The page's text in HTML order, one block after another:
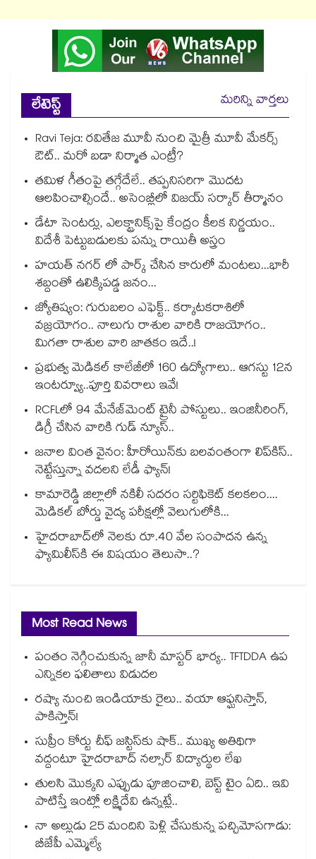
లేటెస్ట్
మరిన్ని వార్తలు
Ravi Teja: రవితేజ మూవీ నుంచి మైత్రీ మూవీ మేకర్స్
ఔట్.. మరో బడా నిర్మాత ఎంట్రీ?
తమిళ గీతంపై తగ్గేదేలే.. తప్పనిసరిగా మొదట
ఆలపించాల్సిందే.. అసెంబ్లీలో విజయ్ సర్కార్ తీర్మానం
డేటా సెంటర్లు, ఎలక్ట్రానిక్స్‌పై కేంద్రం కీలక నిర్ణయం..
విదేశీ పెట్టుబడులకు పన్ను రాయితీ అస్త్రం
హయత్ నగర్ లో పార్క్ చేసిన కారులో మంటలు...భారీ
శబ్దంతో ఉలిక్కిపడ్డ జనం...
జ్యోతిష్యం: గురుబలం ఎఫెక్ట్.. కర్కాటకరాశిలో
వజ్రయోగం.. నాలుగు రాశుల వారికి రాజయోగం..
మిగతా రాశుల వారి జాతకం ఇదే..!
ప్రభుత్వ మెడికల్ కాలేజీలో 160 ఉద్యోగాలు.. ఆగస్టు 12న
ఇంటర్వ్యూ..పూర్తి వివరాలు ఇవే!
RCFLలో 94 మేనేజ్‌మెంట్ ట్రైనీ పోస్టులు.. ఇంజినీరింగ్,
డిగ్రీ చేసిన వారికి గుడ్ న్యూస్..
జనాల వింత వైనం: హీరోయిన్‌కు బలవంతంగా లిప్‌కిస్‌..
నెట్టేస్తున్నా వదలని లేడీ ఫ్యాన్!
కామారెడ్డి జిల్లాలో నకిలీ సదరం సర్టిఫికెట్ కలకలం....
మెడికల్ బోర్డు వైద్య పరీక్షల్లో వెలుగులోకి...
హైదరాబాద్⁪లో నెలకు రూ.40 వేల సంపాదన ఉన్న
ఫ్యామిలీస్⁪కి ఈ విషయం తెలుసా..?
Most Read News
పంతం నెగ్గించుకున్న జానీ మాస్టర్ భార్య.. TFTDDA ఉప
ఎన్నికల ఫలితాలు విడుదల
రష్యా నుంచి ఇండియాకు రైలు.. వయా ఆఫ్ఘనిస్తాన్,
పాకిస్తాన్!
సుప్రీం కోర్టు చీఫ్ జస్టిస్⁭కు షాక్.. ముఖ్య అతిథిగా
వద్దంటూ హైదరాబాద్ నల్సార్ విద్యార్థుల లేఖ
తులసి మొక్కని ఎప్పుడు పూజించాలి, బెస్ట్ టైం ఏది.. ఇవి
పాటిస్తే ఇంట్లో లక్ష్మిదేవి ఉన్నట్లే..
నా అల్లుడు 25 మందిని పెళ్లి చేసుకున్న పచ్చిమోసగాడు:
బీజేపీ ఎమ్మెల్యే